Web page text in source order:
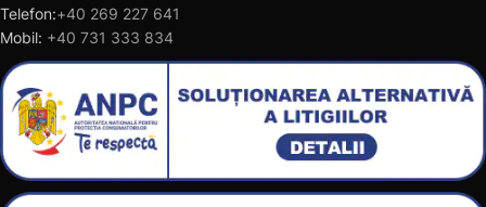
Telefon:+40 269 227 641
Mobil: +40 731 333 834